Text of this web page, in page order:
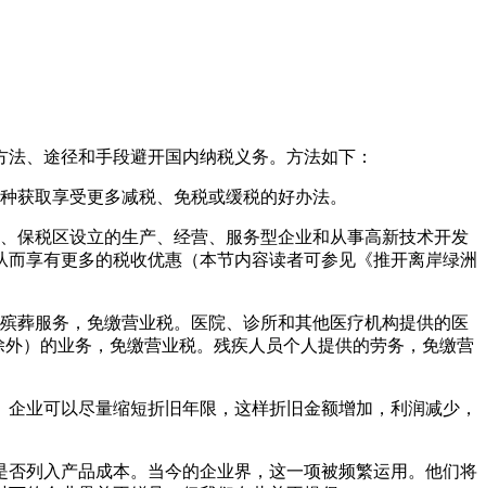
、途径和手段避开国内纳税义务。方法如下：
获取享受更多减税、免税或缓税的好办法。
保税区设立的生产、经营、服务型企业和从事高新技术开发
享有更多的税收优惠（本节内容读者可参见《推开离岸绿洲
葬服务，免缴营业税。医院、诊所和其他医疗机构提供的医
）的业务，免缴营业税。残疾人员个人提供的劳务，免缴营
业可以尽量缩短折旧年限，这样折旧金额增加，利润减少，
列入产品成本。当今的企业界，这一项被频繁运用。他们将